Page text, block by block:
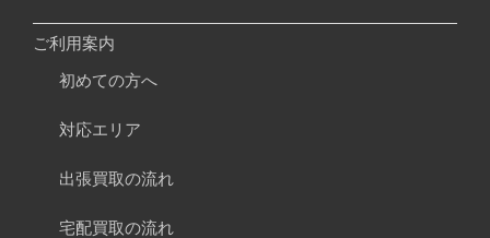
ご利用案内
初めての方へ
対応エリア
出張買取の流れ
宅配買取の流れ